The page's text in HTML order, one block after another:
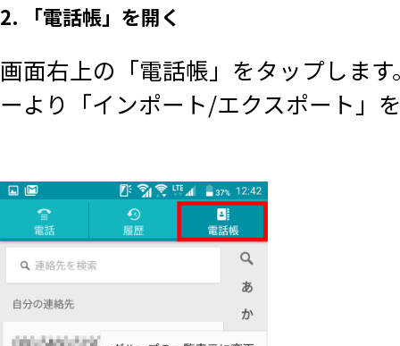
2. 「電話帳」を開く
画面右上の「電話帳」をタップしま
ーより「インポート/エクスポート」